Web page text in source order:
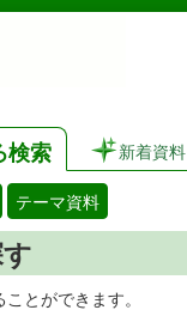
検索 新着資料
テーマ資料
とができます。